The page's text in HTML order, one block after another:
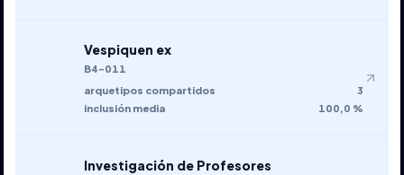
Vespiquen ex
B4-011
arquetipos compartidos
3
inclusión media
100,0 %
Investigación de Profesores